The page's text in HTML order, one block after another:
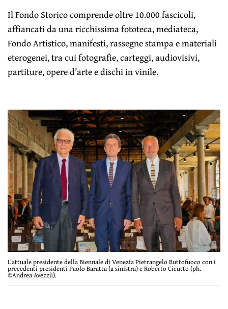
Il Fondo Storico comprende oltre 10.000 fascicoli,
affiancati da una ricchissima fototeca, mediateca,
Fondo Artistico, manifesti, rassegne stampa e materiali
eterogenei, tra cui fotografie, carteggi, audiovisivi,
partiture, opere d’arte e dischi in vinile.
L’attuale presidente della Biennale di Venezia Pietrangelo Buttofuoco con i
precedenti presidenti Paolo Baratta (a sinistra) e Roberto Cicutto (ph.
©Andrea Avezzù).